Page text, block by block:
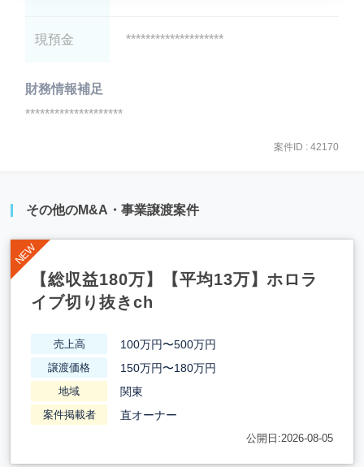
現預金 ********************
財務情報補足
********************
案件ID : 42170
その他のM&A・事業譲渡案件
【総収益180万】【平均13万】ホロラ
イブ切り抜きch
売上高 100万円〜500万円
譲渡価格 150万円〜180万円
地域 関東
案件掲載者 直オーナー
公開日:2026-08-05